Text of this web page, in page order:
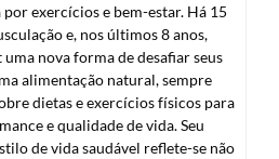
por exercícios e bem-estar. Há 15
e, nos últimos 8 anos,
nova forma de desafiar seus
alimentação natural, sempre
dietas e exercícios físicos para
e qualidade de vida. Seu
de vida saudável reflete-se não